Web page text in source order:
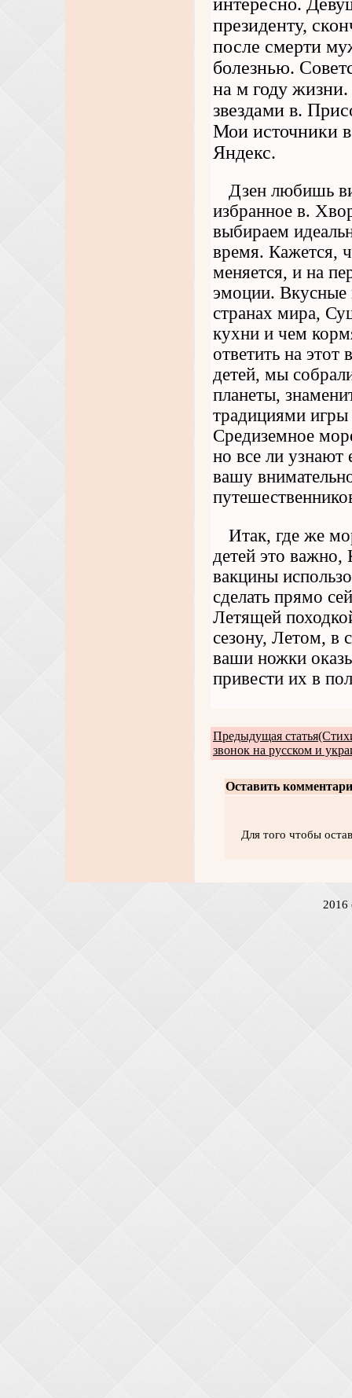
президенту,
после смерти
болезнью.
на м году
звездами в.
Мои источники
Яндекс.
Дзен любишь
избранное в.
выбираем
время. Кажется,
меняется, и на
эмоции. Вкусные
странах мира,
кухни и чем
ответить на
детей, мы
планеты,
традициями игры
Средиземное
но все ли узнают
вашу
Итак, где же
детей это важно,
вакцины
сделать прямо
Летящей
сезону, Летом, в
ваши ножки
привести их в
Предыдущая
звонок на русском и
Оставить
Для того чтобы